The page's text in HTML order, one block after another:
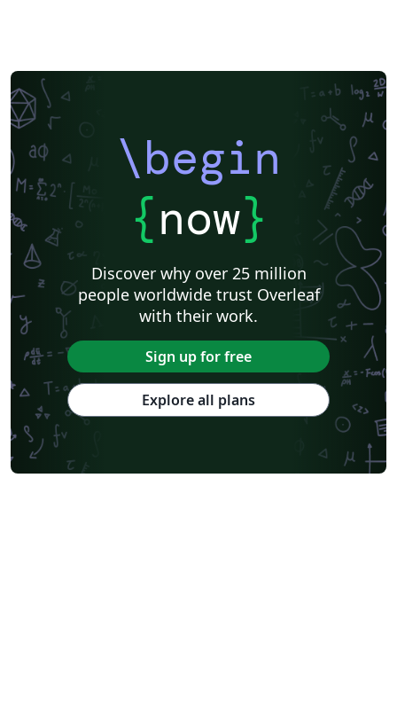
\begin
{now}
Discover why over 25 million
people worldwide trust Overleaf
with their work.
Sign up for free
Explore all plans